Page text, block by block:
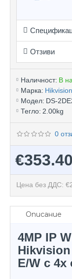
Отзиви
Наличност: В
Марка: Hikvision
Модел: DS-
Тегло: 2.00kg
0
€353.40
Цена без ДДС:
Описание
4MP IP
Hikvision
E/W с 4х